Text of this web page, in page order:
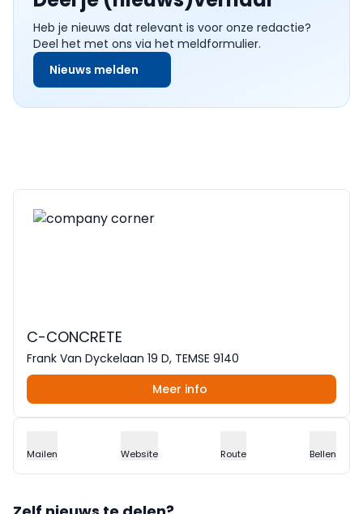
Heb je nieuws dat relevant is voor onze redactie?
Deel het met ons via het meldformulier.
Nieuws melden
C-CONCRETE
Frank Van Dyckelaan 19 D, TEMSE 9140
Meer info
Mailen Website Route Bellen